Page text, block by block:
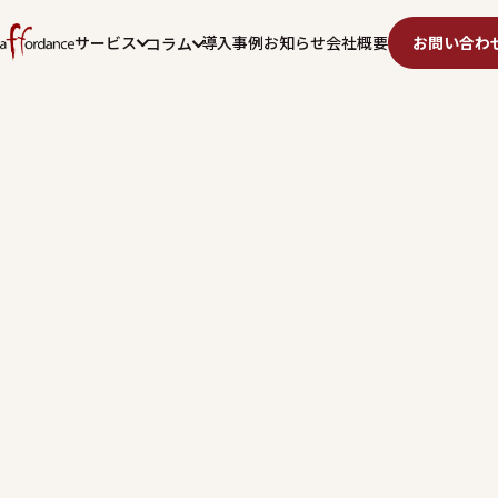
サービス コラム 導入事例お知らせ会社概要 お問い合わ